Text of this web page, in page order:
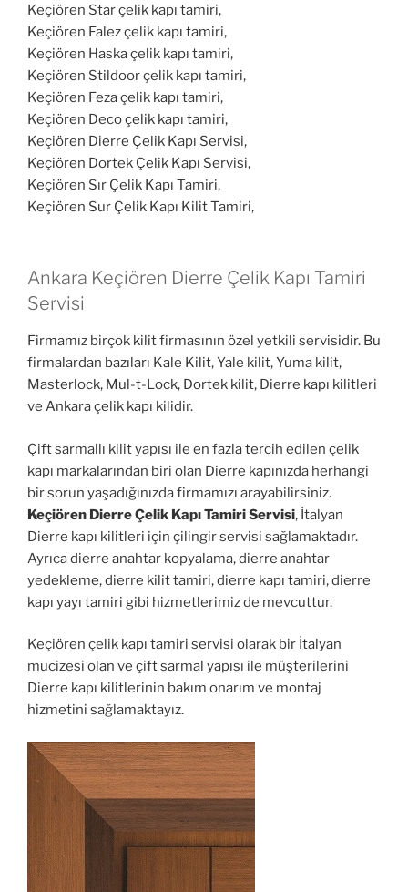
Keçiören Star çelik kapı tamiri,
Keçiören Falez çelik kapı tamiri,
Keçiören Haska çelik kapı tamiri,
Keçiören Stildoor çelik kapı tamiri,
Keçiören Feza çelik kapı tamiri,
Keçiören Deco çelik kapı tamiri,
Keçiören Dierre Çelik Kapı Servisi,
Keçiören Dortek Çelik Kapı Servisi,
Keçiören Sır Çelik Kapı Tamiri,
Keçiören Sur Çelik Kapı Kilit Tamiri,
Ankara Keçiören Dierre Çelik Kapı Tamiri
Servisi
Firmamız birçok kilit firmasının özel yetkili servisidir. Bu
firmalardan bazıları Kale Kilit, Yale kilit, Yuma kilit,
Masterlock, Mul-t-Lock, Dortek kilit, Dierre kapı kilitleri
ve Ankara çelik kapı kilidir.
Çift sarmallı kilit yapısı ile en fazla tercih edilen çelik
kapı markalarından biri olan Dierre kapınızda herhangi
bir sorun yaşadığınızda firmamızı arayabilirsiniz.
Keçiören Dierre Çelik Kapı Tamiri Servisi, İtalyan
Dierre kapı kilitleri için çilingir servisi sağlamaktadır.
Ayrıca dierre anahtar kopyalama, dierre anahtar
yedekleme, dierre kilit tamiri, dierre kapı tamiri, dierre
kapı yayı tamiri gibi hizmetlerimiz de mevcuttur.
Keçiören çelik kapı tamiri servisi olarak bir İtalyan
mucizesi olan ve çift sarmal yapısı ile müşterilerini
Dierre kapı kilitlerinin bakım onarım ve montaj
hizmetini sağlamaktayız.